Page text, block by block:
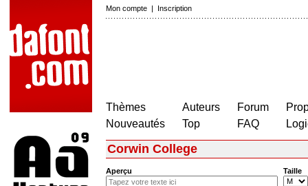
Mon compte | Inscription
Thèmes
Nouveautés
Auteurs
Top
Forum
FAQ
Corwin College
Aperçu Taille